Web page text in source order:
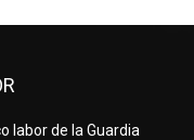
labor de la Guardia